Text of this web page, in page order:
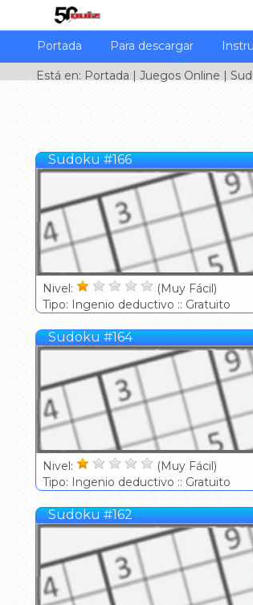
Portada Para descargar
Está en: Portada | Juegos Online |
Sudoku #166
Nivel:
(Muy Fácil)
Tipo: Ingenio deductivo :: Gratuito
Sudoku #164
Nivel:
(Muy Fácil)
Tipo: Ingenio deductivo :: Gratuito
Sudoku #162